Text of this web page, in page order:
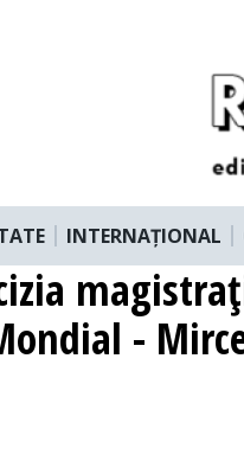
INTERNAȚIONAL
-